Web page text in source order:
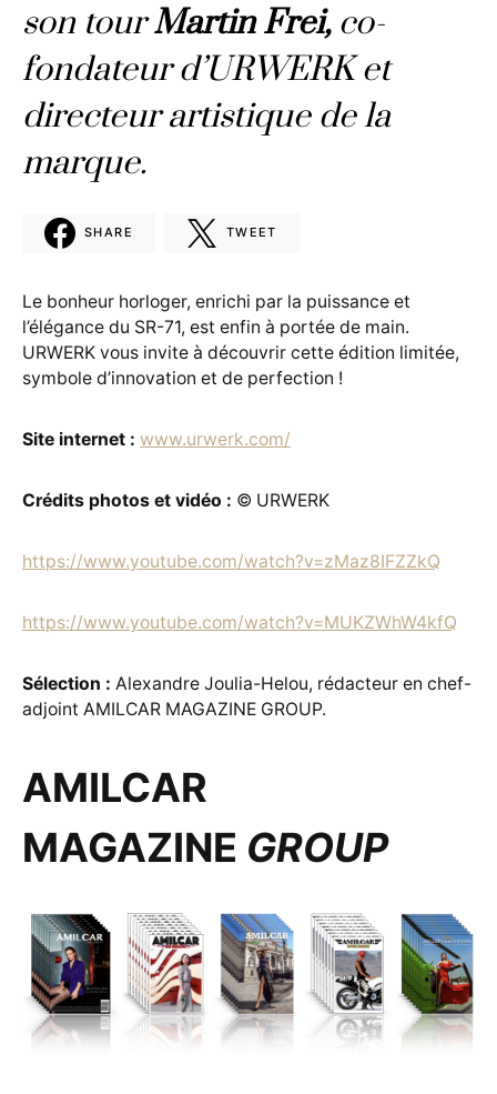
son tourMartin Frei,co-
fondateur d’URWERK et
directeur artistique de la
marque.
SHARE TWEET
Le bonheur horloger, enrichi par la puissance et
l’élégance du SR-71, est enfin à portée de main.
URWERK vous invite à découvrir cette édition limitée,
symbole d’innovation et de perfection !
Site internet : www.urwerk.com/
Crédits photos et vidéo : © URWERK
https://www.youtube.com/watch?v=zMaz8IFZZkQ
https://www.youtube.com/watch?v=MUKZWhW4kfQ
Sélection : Alexandre Joulia-Helou, rédacteur en chef-
adjoint AMILCAR MAGAZINE GROUP.
AMILCAR
MAGAZINE GROUP